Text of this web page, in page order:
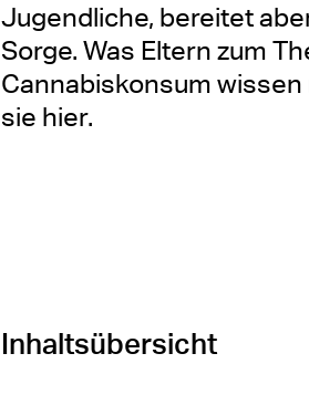
Jugendliche, bereitet
Sorge. Was Eltern zum
Cannabiskonsum
sie hier.
Inhaltsübersicht